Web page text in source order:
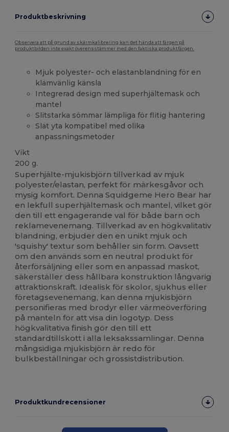
Produktbeskrivning
Observera att på grund av skärmkalibrering kan det hända att färgen på
produktbilden inte exakt överensstämmer med den faktiska produktfärgen.
Mjuk polyester- och elastanblandning för en
klämvänlig känsla
Integrerad design med superhjältemask och
mantel
Slitstarka sömmar lämpliga för flitig hantering
Slät yta kompatibel med olika
anpassningsmetoder
Vikt
200 g.
Superhjälte-mjukisbjörn tillverkad av mjuk
polyester/elastan, perfekt för märkesgåvor och
mysig komfort. Denna Squidgeme Hero Bear har
en lekfull superhjältemask och mantel, vilket gör
den till ett engagerande val för både barn och
reklamevenemang. Tillverkad av en högkvalitativ
blandning, erbjuder den en unikt mjuk och
'squishy' textur som behåller sin form. Oavsett
om den används som en neutral produkt för
återförsäljning eller som en anpassad maskot,
säkerställer dess hållbara konstruktion långvarig
attraktionskraft. Idealisk för skolor, sjukhus eller
företagsevenemang, kan denna mjukisbjörn
personifieras med brodyr eller värmeöverföring
på manteln för att visa din logotyp. Dess
högkvalitativa finish gör den till ett
standardtillskott i alla leksakssamlingar. Denna
mångsidiga mjukisbjörn är redo för
bulkbeställningar och grossistdistribution.
Produktkundrecensioner